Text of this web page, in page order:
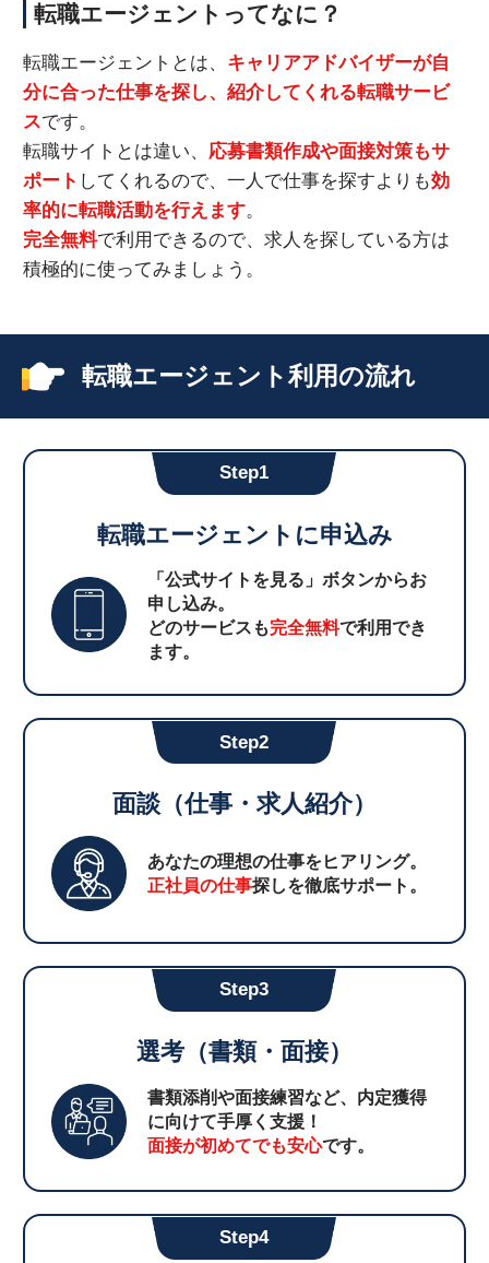
転職エージェントってなに？
転職エージェントとは、 キャリアアドバイザーが自
分に合った仕事を探し、紹介してくれる転職サービ
スです。
転職サイトとは違い、 応募書類作成や面接対策もサ
ポート してくれるので、一人で仕事を探すよりも効
率的に転職活動を行えます。
完全無料で利用できるので、求人を探している方は
積極的に使ってみましょう。
転職エージェント利用の流れ
Step1
転職エージェントに申込み
「公式サイトを見る」ボタンからお
申し込み。
どのサービスも完全無料で利用でき
ます。
Step2
面談（仕事・求人紹介）
あなたの理想の仕事をヒアリング。
正社員の仕事探しを徹底サポート。
Step3
選考（書類・面接）
書類添削や面接練習など、内定獲得
に向けて手厚く支援！
面接が初めてでも安心です。
Step4